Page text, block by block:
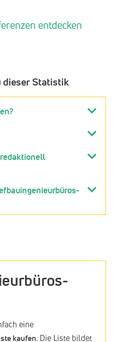
entdecken
dieser Statistik
eine
kaufen. Die Liste bildet